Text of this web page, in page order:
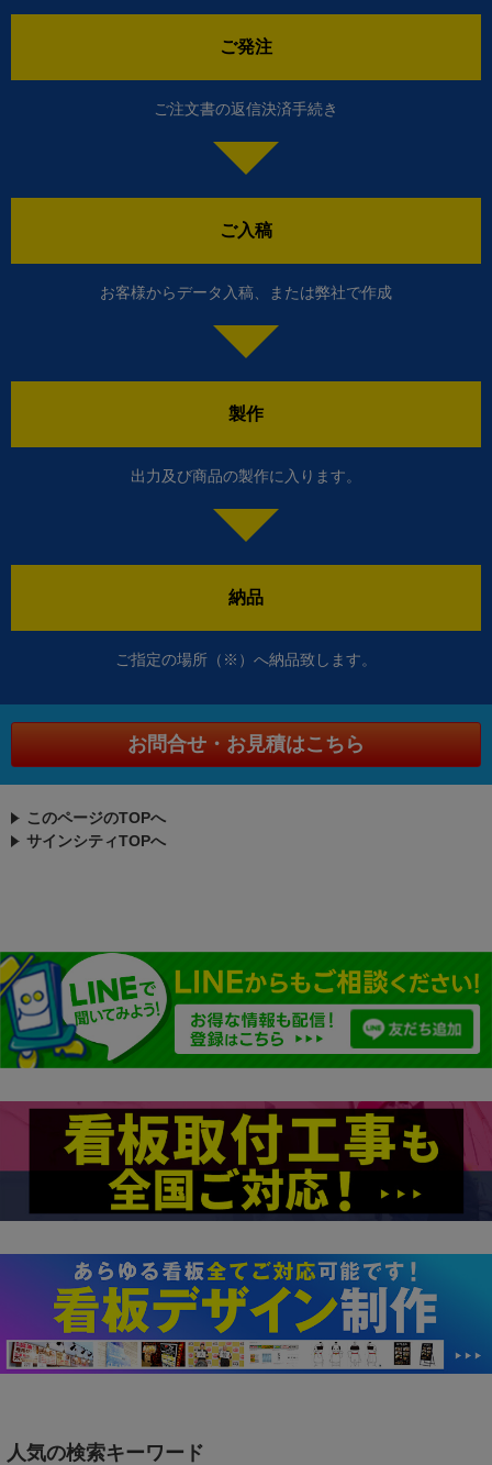
ご発注
ご注文書の返信決済手続き
ご入稿
お客様からデータ入稿、または弊社で作成
製作
出力及び商品の製作に入ります。
納品
ご指定の場所（※）へ納品致します。
お問合せ・お見積はこちら
このページのTOPへ
サインシティTOPへ
人気の検索キーワード